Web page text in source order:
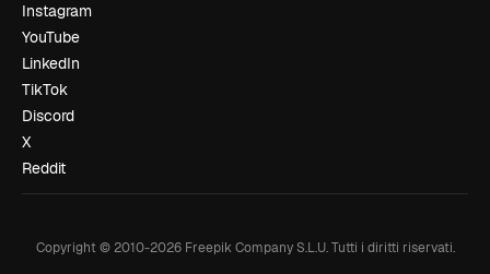
Instagram
YouTube
LinkedIn
TikTok
Discord
X
Reddit
Copyright © 2010-2026Freepik Company S.L.U. Tutti i diritti riservati.